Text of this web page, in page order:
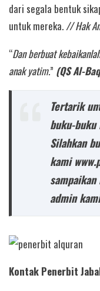
dari segala bentuk
untuk mereka. // Hak
“Dan berbuat
anak yatim.” (QS Al-
Tertarik
buku-
Silahkan
kami
sampaikan
admin
Kontak Penerbit